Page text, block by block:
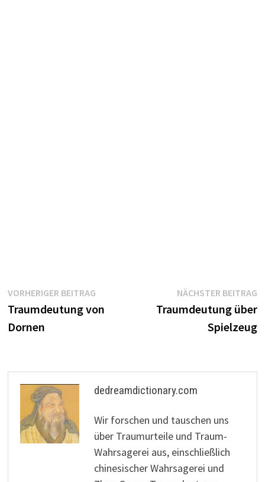
Beitragsnavigation
VORHERIGER BEITRAGVorheriger
Beitrag:
Traumdeutung von
Dornen
NÄCHSTER BEITRAG
Traumdeutung über
Spielzeug
dedreamdictionary.com
Wir forschen und tauschen uns
über Traumurteile und Traum-
Wahrsagerei aus, einschließlich
chinesischer Wahrsagerei und